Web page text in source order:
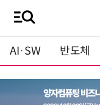
AI·SW 반도체